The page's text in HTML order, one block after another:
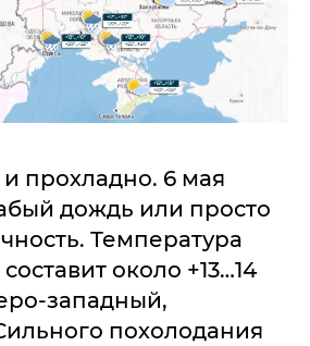
прохладно. 6 мая
дождь или просто
Температура
около +13…14
западный,
похолодания